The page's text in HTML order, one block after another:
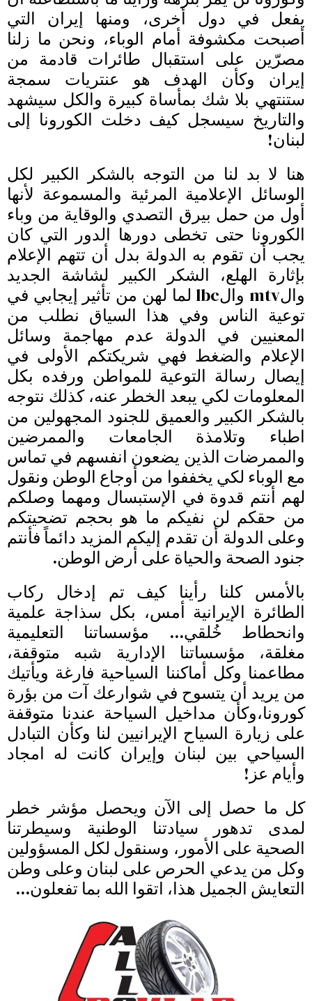
يفعل في دول أخرى، ومنها إيران التي
أصبحت مكشوفة أمام الوباء، ونحن ما زلنا
مصرّين على استقبال طائرات قادمة من
إيران وكأن الهدف هو عنتريات سمجة
ستنتهي بلا شك بمأساة كبيرة والكل سيشهد
والتاريخ سيسجل كيف دخلت الكورونا إلى
لبنان!
هنا لا بد لنا من التوجه بالشكر الكبير لكل
الوسائل الإعلامية المرئية والمسموعة لأنها
أول من حمل بيرق التصدي والوقاية من وباء
الكورونا حتى تخطى دورها الدور التي كان
يجب أن تقوم به الدولة بدل أن تتهم الإعلام
بإثارة الهلع، الشكر الكبير لشاشة الجديد
والmtv والlbc لما لهن من تأثير إيجابي في
توعية الناس وفي هذا السياق نطلب من
المعنيين في الدولة عدم مهاجمة وسائل
الإعلام والضغط فهي شريكتكم الأولى في
إيصال رسالة التوعية للمواطن ورفده بكل
المعلومات لكي يبعد الخطر عنه، كذلك نتوجه
بالشكر الكبير والعميق للجنود المجهولين من
اطباء وتلامذة الجامعات والممرضين
والممرضات الذين يضعون انفسهم في تماس
مع الوباء لكي يخففوا من أوجاع الوطن ونقول
لهم أنتم قدوة في الإستبسال ومهما وصلكم
من حقكم لن نفيكم ما هو بحجم تضحيتكم
وعلى الدولة أن تقدم إليكم المزيد دائماً فأنتم
جنود الصحة والحياة على أرض الوطن.
بالأمس كلنا رأينا كيف تم إدخال ركاب
الطائرة الإيرانية أمس، بكل سذاجة علمية
وانحطاط خُلقي… مؤسساتنا التعليمية
مغلقة، مؤسساتنا الإدارية شبه متوقفة،
مطاعمنا وكل أماكننا السياحية فارغة ويأتيك
من يريد أن يتسوح في شوارعك آت من بؤرة
كورونا،وكأن مداخيل السياحة عندنا متوقفة
على زيارة السياح الإيرانيين لنا وكأن التبادل
السياحي بين لبنان وإيران كانت له امجاد
وأيام عز!
كل ما حصل إلى الآن ويحصل مؤشر خطر
لمدى تدهور سيادتنا الوطنية وسيطرتنا
الصحية على الأمور، وسنقول لكل المسؤولين
وكل من يدعي الحرص على لبنان وعلى وطن
التعايش الجميل هذا، اتقوا الله بما تفعلون…